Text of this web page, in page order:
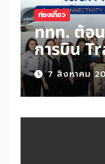
ท่องเที่ยว
ททท. ต้อ
การบิน
ทางจากา
คุณภาพจา
แรกบินแ
7 สิงหาคม